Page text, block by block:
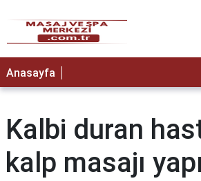
Anasayfa
Kalbi duran
kalp masajı